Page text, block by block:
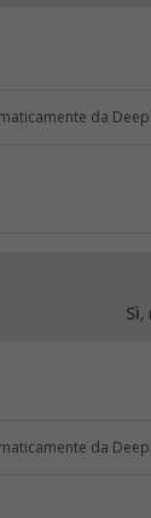
da
Sì,
da